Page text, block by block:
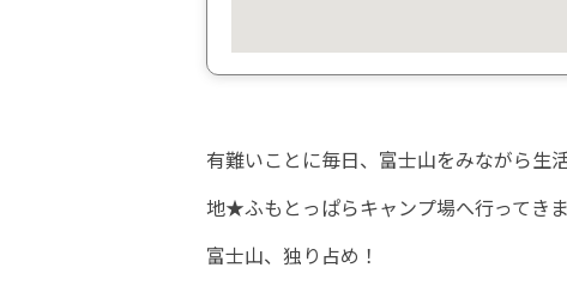
有難いことに毎日、富士山をみながら生
地★ふもとっぱらキャンプ場へ行ってきま
富士山、独り占め！